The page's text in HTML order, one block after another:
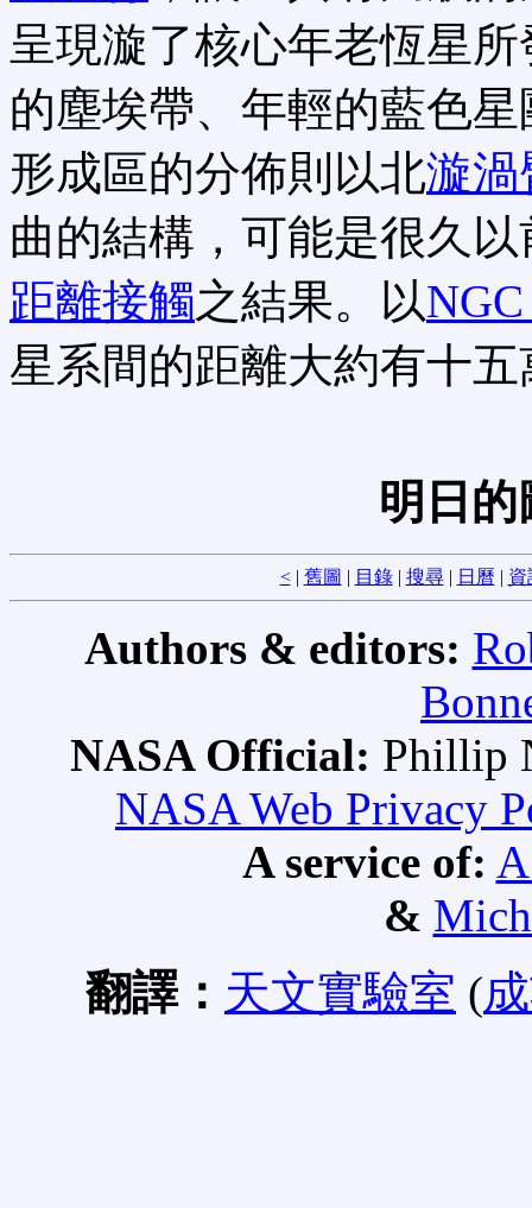
呈現漩了核心年老恆星
的塵埃帶、年輕的藍色星
形成區的分佈則以北漩渦
曲的結構，可能是很久
距離接觸之結果。以
星系間的距離大約有十
明日
<| 舊圖 | 目錄| 搜尋| 日曆 | 資
Authors & editors:
NASA Official: Phillip
NASA Web Privacy
A service of:
&
翻譯： 天文實驗室 (